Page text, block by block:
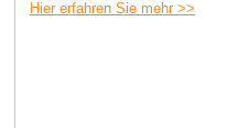
Hier erfahren Sie mehr >>